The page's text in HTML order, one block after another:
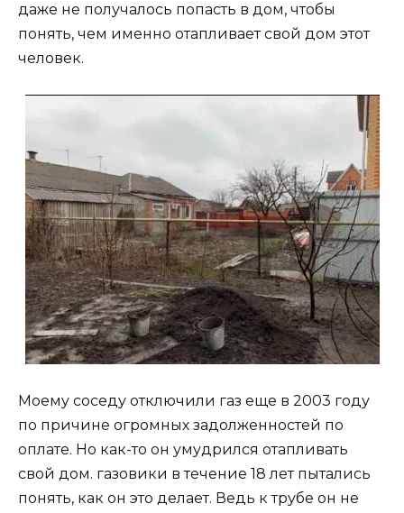
даже не получалось попасть в дом, чтобы
понять, чем именно отапливает свой дом этот
человек.
Моему соседу отключили газ еще в 2003 году
по причине огромных задолженностей по
оплате. Но как-то он умудрился отапливать
свой дом. газовики в течение 18 лет пытались
понять, как он это делает. Ведь к трубе он не